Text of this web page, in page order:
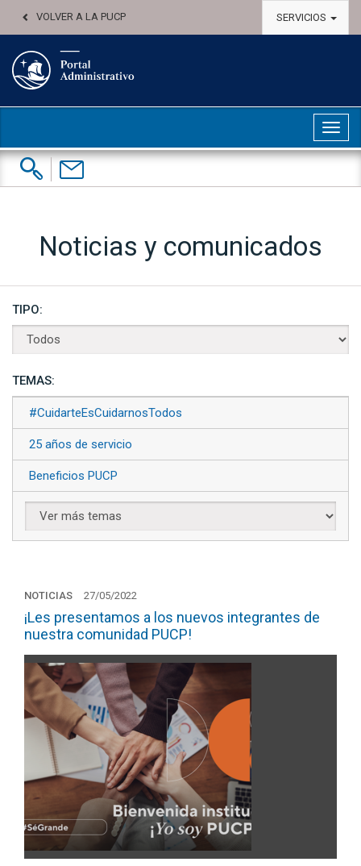
VOLVER A LA PUCP SERVICIOS
Buscar:
Contáctenos
Noticias y comunicados
TIPO:
TEMAS:
#CuidarteEsCuidarnosTodos
25 años de servicio
Beneficios PUCP
NOTICIAS 27/05/2022
¡Les presentamos a los nuevos integrantes de
nuestra comunidad PUCP!